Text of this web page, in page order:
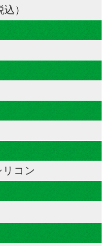
）
コン